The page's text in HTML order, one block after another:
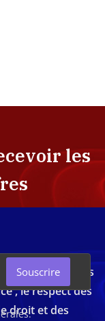
les
Souscrire
engagé dans
, le respect des
droit et des